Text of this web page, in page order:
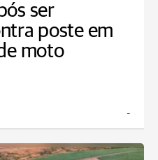
ser
poste em
moto